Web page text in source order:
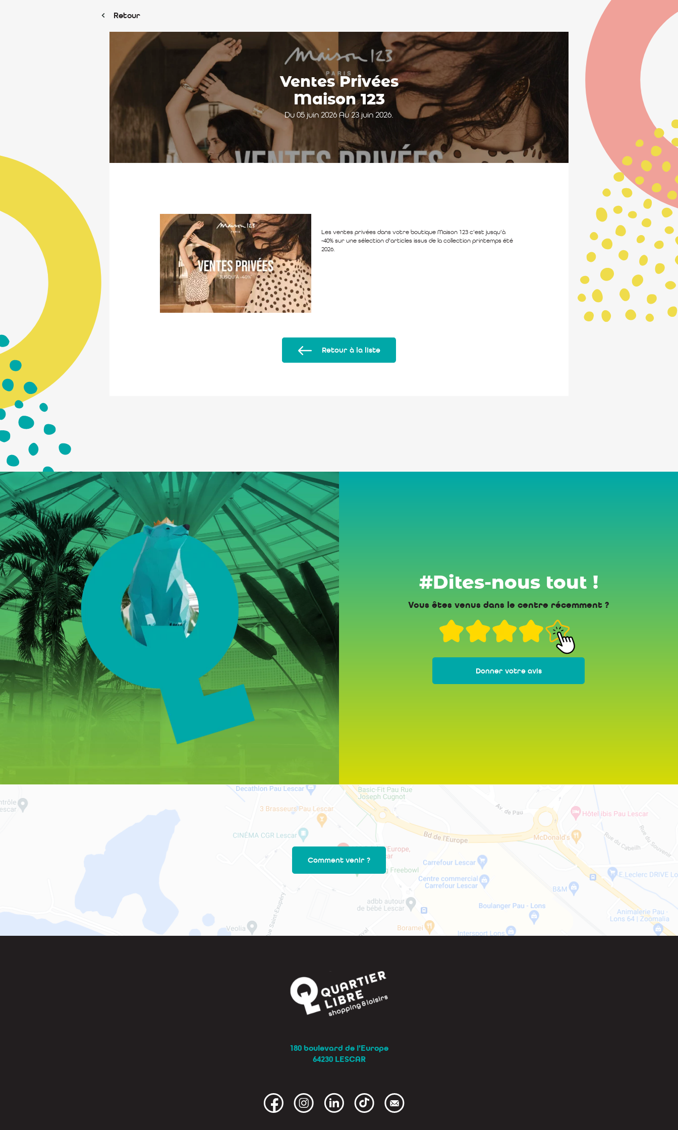
Retour
Ventes Privées
Maison 123
Du 05 juin 2026 Au 23 juin 2026.
Les ventes privées dans votre boutique Maison 123 c’est jusqu’à
-40% sur une sélection d’articles issus de la collection printemps été
2026.
Retour à la liste
#Dites-nous tout !
Vous êtes venus dans le centre récemment ?
Donner votre avis
Comment venir ?
180 boulevard de l’Europe
64230 LESCAR